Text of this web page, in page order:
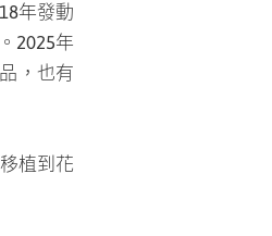
2025年
，也有